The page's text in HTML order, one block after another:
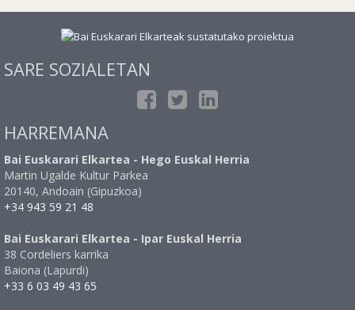
SARE SOZIALETAN
HARREMANA
Bai Euskarari Elkartea - Hego Euskal Herria
Martin Ugalde Kultur Parkea
20140, Andoain (Gipuzkoa)
+34 943 59 21 48
Bai Euskarari Elkartea - Ipar Euskal Herria
38 Cordeliers karrika
Baiona (Lapurdi)
+33 6 03 49 43 65